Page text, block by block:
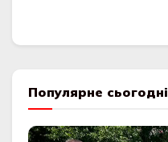
Популярне сьогодні